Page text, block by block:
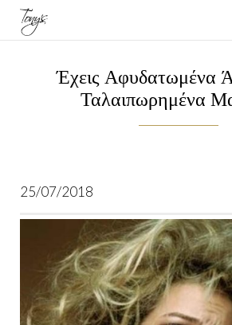
Έχεις Αφυδατωμένα
Ταλαιπωρημένα
25/07/2018